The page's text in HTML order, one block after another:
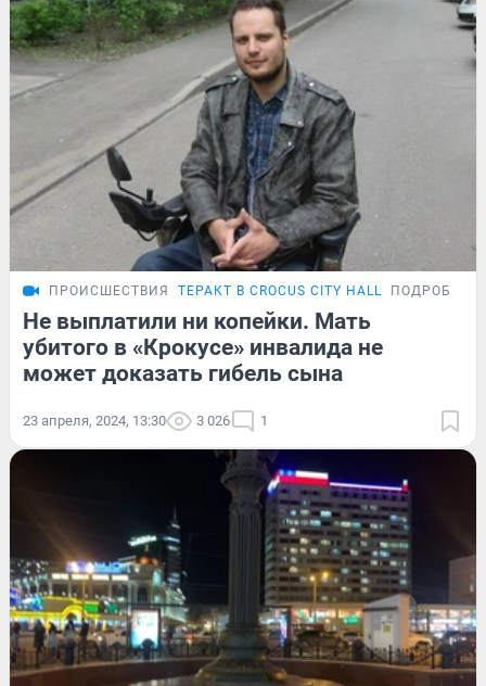
ПРОИСШЕСТВИЯ ТЕРАКТ В CROCUS CITY HALL
Не выплатили ни копейки. Мать
убитого в «Крокусе» инвалида не
может доказать гибель сына
23 апреля, 2024, 13:30 3 026 1